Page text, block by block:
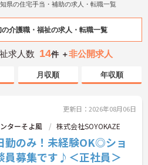
県の住宅手当・補助の求人・転職一覧
の介護職・福祉の求人・転職一覧
求人数 14件 ＋非公開求人
月収順 年収順
更新日：2026年08月06日
ターそよ風 株式会社SOYOKAZE
勤のみ！未経験OK◎ショ
員募集です♪＜正社員＞